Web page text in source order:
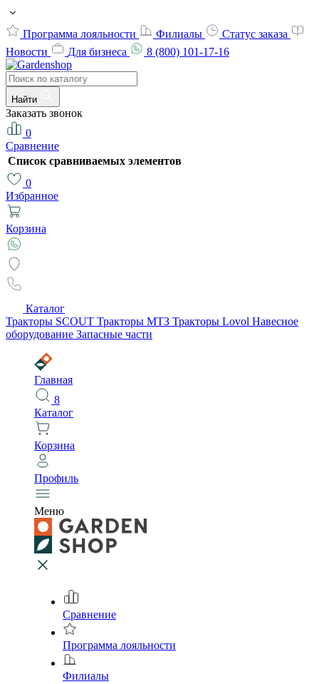
Программа лояльности Филиалы
Статус заказа
Новости
Для бизнеса 8 (800) 101-17-16
Найти
Заказать звонок
0
Сравнение
Список сравниваемых элементов
0
Избранное
Корзина
Каталог
Тракторы SCOUT Тракторы МТЗ Тракторы Lovol Навесное
оборудование Запасные части
Главная
8
Каталог
Корзина
Профиль
Меню
Сравнение
Программа лояльности
Филиалы